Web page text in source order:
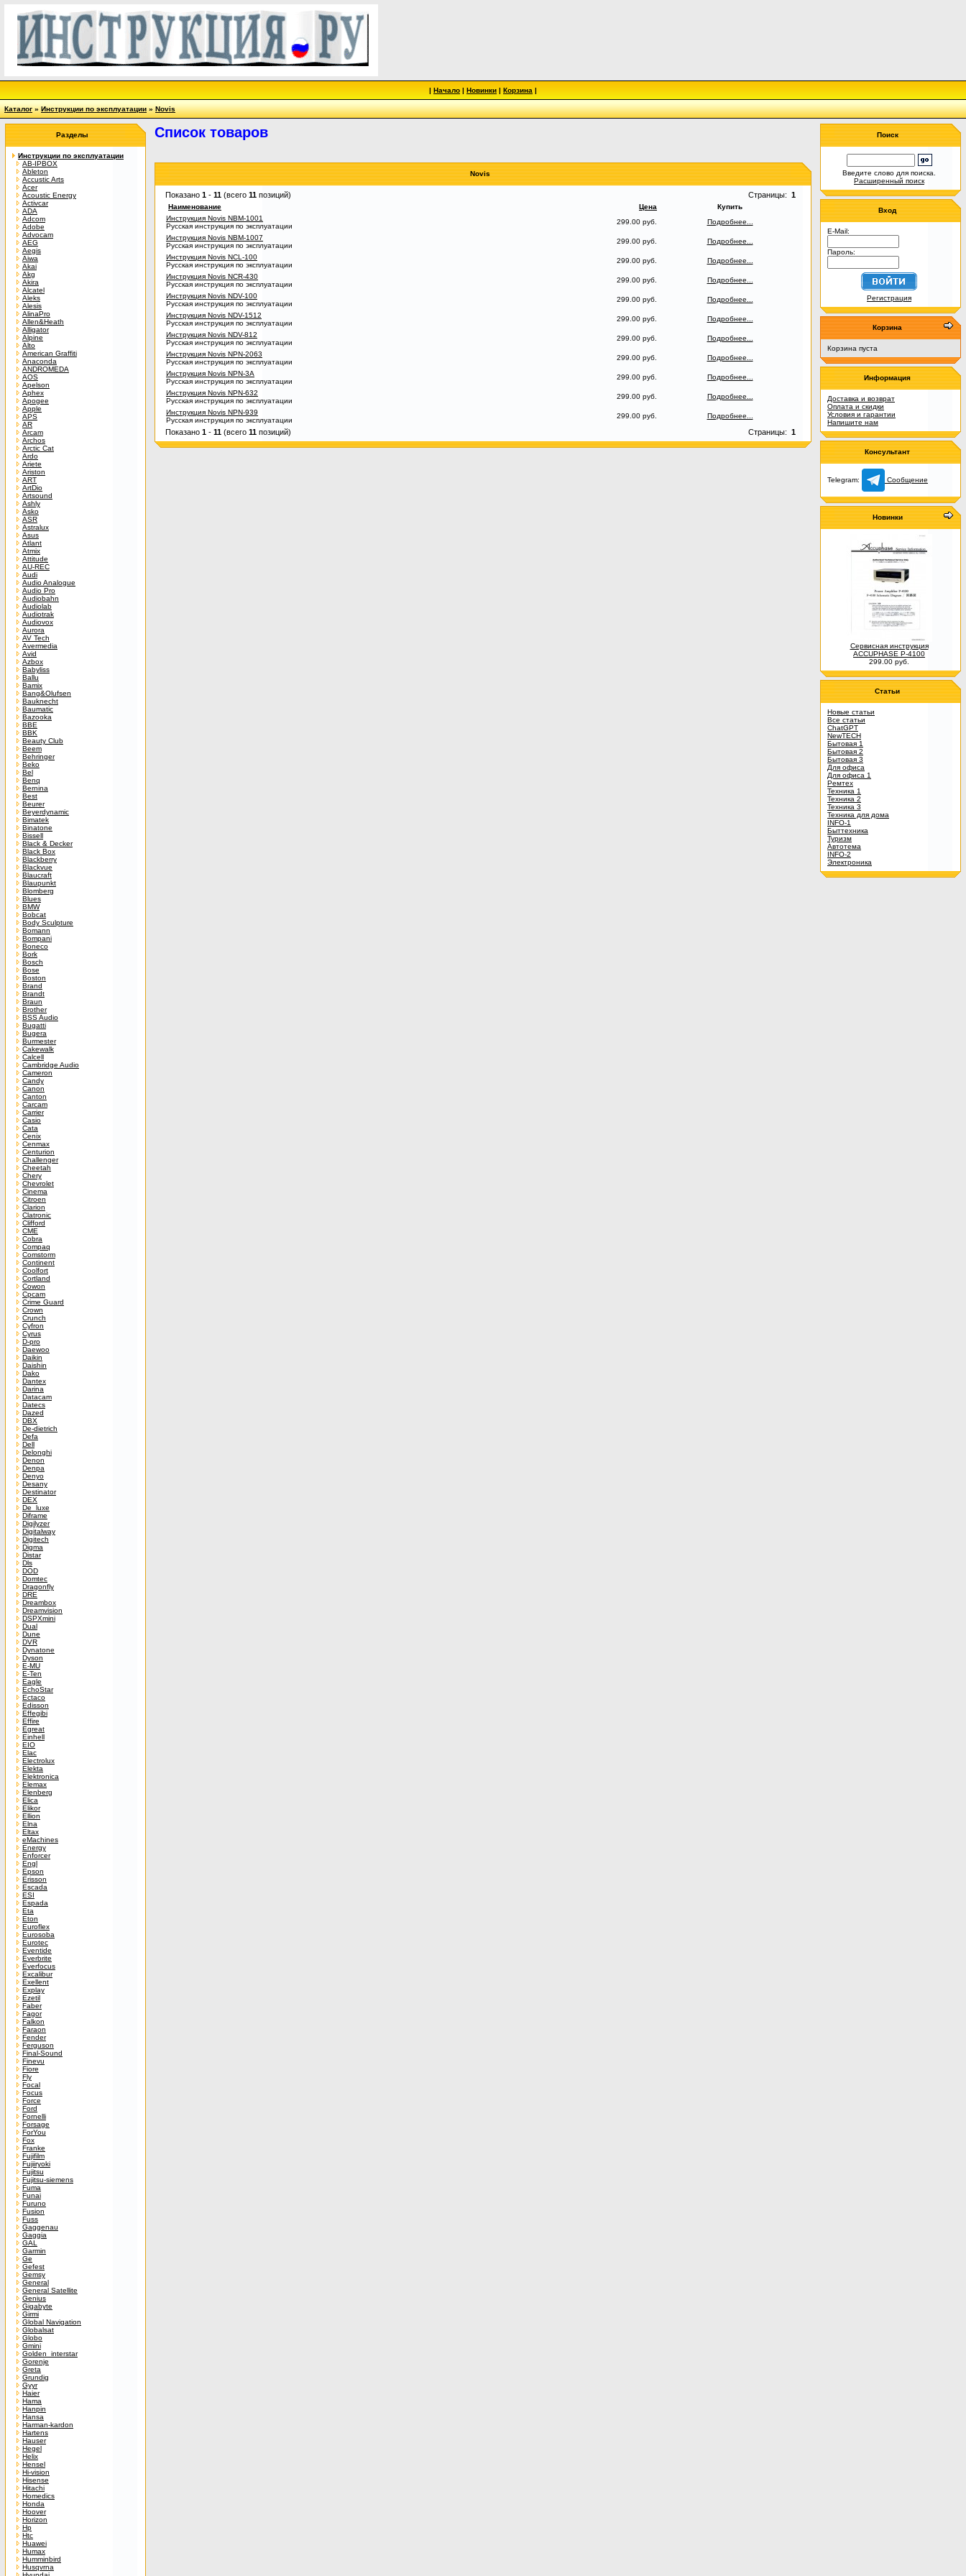
| Начало | Новинки | Корзина |
Каталог»Инструкции по эксплуатации»Novis
Разделы
Инструкции по эксплуатации
AB-IPBOX
Ableton
Accustic Arts
Acer
Acoustic Energy
Activcar
ADA
Adcom
Adobe
Advocam
AEG
Aegis
Aiwa
Akai
Akg
Akira
Alcatel
Aleks
Alesis
AlinaPro
Allen&Heath
Alligator
Alpine
Alto
American Graffiti
Anaconda
ANDROMEDA
AOS
Apelson
Aphex
Apogee
Apple
APS
AR
Arcam
Archos
Arctic Cat
Ardo
Ariete
Ariston
ART
ArtDio
Artsound
Ashly
Asko
ASR
Astralux
Asus
Atlant
Atmix
Attitude
AU-REC
Audi
Audio Analogue
Audio Pro
Audiobahn
Audiolab
Audiotrak
Audiovox
Aurora
AV Tech
Avermedia
Avid
Azbox
Babyliss
Ballu
Bamix
Bang&Olufsen
Bauknecht
Baumatic
Bazooka
BBE
BBK
Beauty Club
Beem
Behringer
Beko
Bel
Benq
Bernina
Best
Beurer
Beyerdynamic
Bimatek
Binatone
Bissell
Black & Decker
Black Box
Blackberry
Blackvue
Blaucraft
Blaupunkt
Blomberg
Blues
BMW
Bobcat
Body Sculpture
Bomann
Bompani
Boneco
Bork
Bosch
Bose
Boston
Brand
Brandt
Braun
Brother
BSS Audio
Bugatti
Bugera
Burmester
Cakewalk
Calcell
Cambridge Audio
Cameron
Candy
Canon
Canton
Carcam
Carrier
Casio
Cata
Cenix
Cenmax
Centurion
Challenger
Cheetah
Chery
Chevrolet
Cinema
Citroen
Clarion
Clatronic
Clifford
CME
Cobra
Compaq
Comstorm
Continent
Coolfort
Cortland
Cowon
Cpcam
Crime Guard
Crown
Crunch
Cyfron
Cyrus
D-pro
Daewoo
Daikin
Daishin
Dako
Dantex
Darina
Datacam
Datecs
Dazed
DBX
De-dietrich
Defa
Dell
Delonghi
Denon
Denpa
Denyo
Desany
Destinator
DEX
De_luxe
Diframe
Digilyzer
Digitalway
Digitech
Digma
Distar
Dls
DOD
Domtec
Dragonfly
DRE
Dreambox
Dreamvision
DSPXmini
Dual
Dune
DVR
Dynatone
Dyson
E-MU
E-Ten
Eagle
EchoStar
Ectaco
Edisson
Effegibi
Effire
Egreat
Einhell
EIO
Elac
Electrolux
Elekta
Elektronica
Elemax
Elenberg
Elica
Elikor
Ellion
Elna
Eltax
eMachines
Energy
Enforcer
Engl
Epson
Erisson
Escada
ESI
Espada
Eta
Eton
Euroflex
Eurosoba
Eurotec
Eventide
Everbrite
Everfocus
Excalibur
Exellent
Explay
Ezetil
Faber
Fagor
Falkon
Faraon
Fender
Ferguson
Final-Sound
Finevu
Fiore
Fly
Focal
Focus
Force
Ford
Fornelli
Forsage
ForYou
Fox
Franke
Fujifilm
Fujiiryoki
Fujitsu
Fujitsu-siemens
Fuma
Funai
Furuno
Fusion
Fuss
Gaggenau
Gaggia
GAL
Garmin
Ge
Gefest
Gemsy
General
General Satellite
Genius
Gigabyte
Girmi
Global Navigation
Globalsat
Globo
Gmini
Golden_interstar
Gorenje
Greta
Grundig
Gyyr
Haier
Hama
Hanpin
Hansa
Harman-kardon
Hartens
Hauser
Hegel
Helix
Hensel
Hi-vision
Hisense
Hitachi
Homedics
Honda
Hoover
Horizon
Hp
Htc
Huawei
Humax
Humminbird
Husqvrna
Список товаров
Novis
Показано 1 - 11 (всего 11 позиций) Страницы: 1
Наименование Цена
Купить
Инструкция Novis NBM-1001
Русская инструкция по эксплуатации
299.00 руб.
Подробнее...
Инструкция Novis NBM-1007
Русская инструкция по эксплуатации
299.00 руб.
Подробнее...
Инструкция Novis NCL-100
Русская инструкция по эксплуатации
299.00 руб.
Подробнее...
Инструкция Novis NCR-430
Русская инструкция по эксплуатации
299.00 руб.
Подробнее...
Инструкция Novis NDV-100
Русская инструкция по эксплуатации
299.00 руб.
Подробнее...
Инструкция Novis NDV-1512
Русская инструкция по эксплуатации
299.00 руб.
Подробнее...
Инструкция Novis NDV-812
Русская инструкция по эксплуатации
299.00 руб.
Подробнее...
Инструкция Novis NPN-2063
Русская инструкция по эксплуатации
299.00 руб.
Подробнее...
Инструкция Novis NPN-3A
Русская инструкция по эксплуатации
299.00 руб.
Подробнее...
Инструкция Novis NPN-632
Русская инструкция по эксплуатации
299.00 руб.
Подробнее...
Инструкция Novis NPN-939
Русская инструкция по эксплуатации
299.00 руб. Подробнее...
Показано 1 - 11 (всего 11 позиций) Страницы: 1
Поиск
Введите слово для поиска.
Расширенный поиск
Вход
E-Mail:
Пароль:
Регистрация
Корзина
Корзина пуста
Информация
Доставка и возврат
Оплата и скидки
Условия и гарантии
Напишите нам
Консультант
Telegram: Сообщение
Новинки
Сервисная инструкция
ACCUPHASE P-4100
299.00 руб.
Статьи
Новые статьи
Все статьи
ChatGPT
NewTECH
Бытовая 1
Бытовая 2
Бытовая 3
Для офиса
Для офиса 1
Ремтех
Техника 1
Техника 2
Техника 3
Техника для дома
INFO-1
Быттехника
Туризм
Автотема
INFO-2
Электроника